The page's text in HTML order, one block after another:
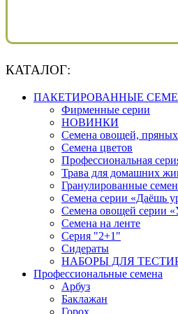
КАТАЛОГ:
ПАКЕТИРОВАННЫЕ
Фирменные серии
НОВИНКИ
Семена овощей, пряных
Семена цветов
Профессиональная
Трава для домашних
Гранулированные
Семена серии «Даёшь
Семена овощей серии
Семена на ленте
Серия "2+1"
Сидераты
НАБОРЫ ДЛЯ
Профессиональные семена
Арбуз
Баклажан